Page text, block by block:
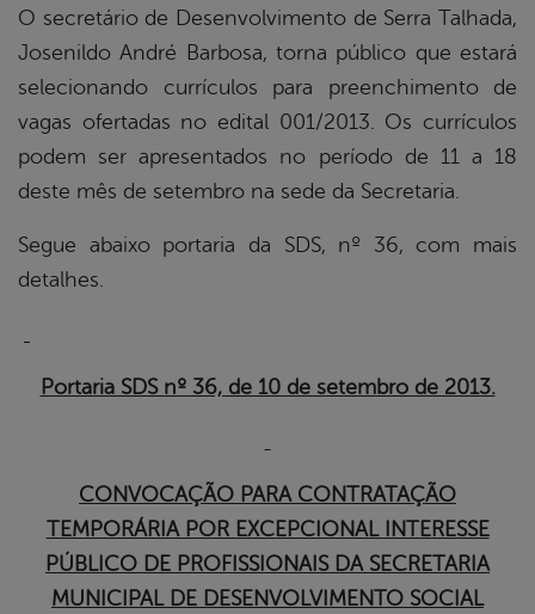
O secretário de Desenvolvimento de Serra Talhada,
Josenildo André Barbosa, torna público que estará
selecionando currículos para preenchimento de
vagas ofertadas no edital 001/2013. Os currículos
podem ser apresentados no período de 11 a 18
deste mês de setembro na sede da Secretaria.
Segue abaixo portaria da SDS, nº 36, com mais
detalhes.
Portaria SDS nº 36, de 10 de setembro de 2013.
CONVOCAÇÃO PARA CONTRATAÇÃO
TEMPORÁRIA POR EXCEPCIONAL INTERESSE
PÚBLICO DE PROFISSIONAIS DA SECRETARIA
MUNICIPAL DE DESENVOLVIMENTO SOCIAL